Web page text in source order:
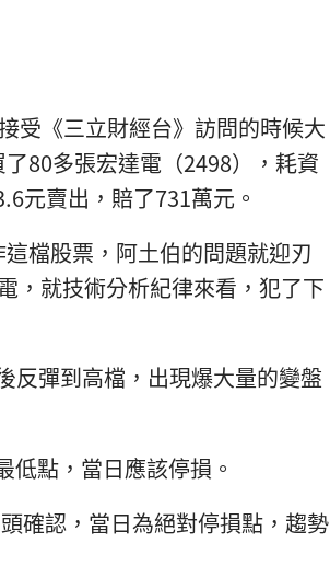
《三立財經台》訪問的時候大
80多張宏達電（2498），耗資
元賣出，賠了731萬元。
檔股票，阿土伯的問題就迎刃
，就技術分析紀律來看，犯了下
反彈到高檔，出現爆大量的變盤
低點，當日應該停損。
確認，當日為絕對停損點，趨勢